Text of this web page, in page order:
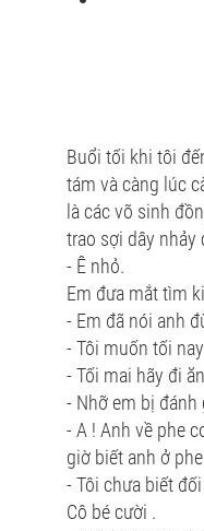
Buổi tối khi tôi
tám và càng lúc
là các võ sinh
trao sợi dây nhảy
- Ê nhỏ.
Em đưa mắt tìm
- Em đã nói anh
- Tôi muốn tối
- Tối mai hãy đi
- Nhỡ em bị đánh
- A ! Anh về phe
giờ biết anh ở
- Tôi chưa biết
Cô bé cười .